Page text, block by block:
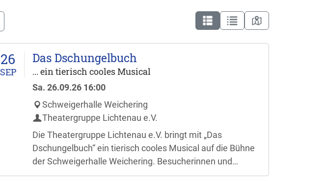
26
SEP
Das Dschungelbuch
... ein tierisch cooles Musical
Sa. 26.09.26 16:00
Schweigerhalle Weichering
Theatergruppe Lichtenau e.V.
Die Theatergruppe Lichtenau e.V. bringt mit „Das
Dschungelbuch“ ein tierisch cooles Musical auf die Bühne
der Schweigerhalle Weichering. Besucherinnen und
Besucher dürfen sich auf eine bunte Aufführung für die